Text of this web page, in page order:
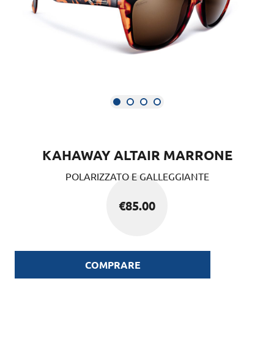
KAHAWAY ALTAIR MARRONE
POLARIZZATO E GALLEGGIANTE
€85.00
COMPRARE